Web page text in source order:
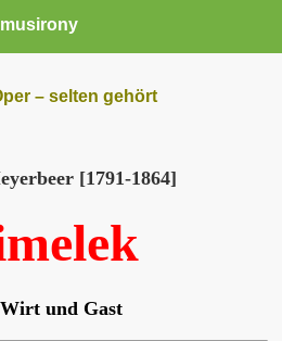
musirony
– selten gehört
[1791-1864]
und Gast